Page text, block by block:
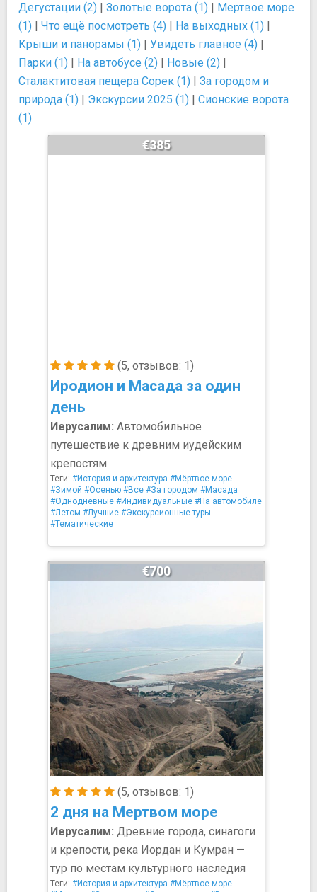
Дегустации (2) | Золотые ворота (1) | Мертвое море
(1) | Что ещё посмотреть (4) | На выходных (1) |
Крыши и панорамы (1) | Увидеть главное (4) |
Парки (1) | На автобусе (2) | Новые (2) |
Сталактитовая пещера Сорек (1) | За городом и
природа (1) | Экскурсии 2025 (1) | Сионские ворота
(1)
(5, отзывов: 1)
Иродион и Масада за один
день
€385
Иерусалим: Автомобильное
путешествие к древним иудейским
крепостям
Теги: #История и архитектура #Мёртвое море
#Зимой #Осенью #Все #За городом #Масада
#Однодневные #Индивидуальные #На автомобиле
#Летом #Лучшие #Экскурсионные туры
#Тематические
(5, отзывов: 1)
2 дня на Мертвом море
€700
Иерусалим: Древние города, синагоги
и крепости, река Иордан и Кумран —
тур по местам культурного наследия
Теги: #История и архитектура #Мёртвое море